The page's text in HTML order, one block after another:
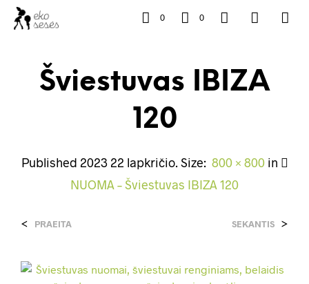
0 0
Šviestuvas IBIZA
120
Published 2023 22 lapkričio. Size: 800 × 800in
NUOMA – Šviestuvas IBIZA 120
< PRAEITA SEKANTIS >